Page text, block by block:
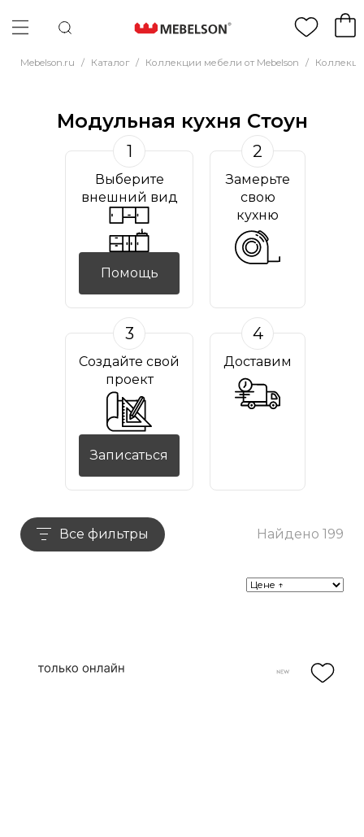
Mebelson.ru / Каталог / Коллекции мебели от Mebelson /
Модульная кухня Стоун
1
Выберите
внешний вид
Помощь
2
Замерьте
свою
кухню
3
Создайте свой
проект
Записаться
4
Доставим
Все фильтры Найдено 199